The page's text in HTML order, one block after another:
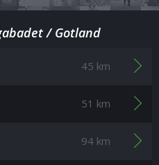
/ Gotland
45 km
51 km
94 km